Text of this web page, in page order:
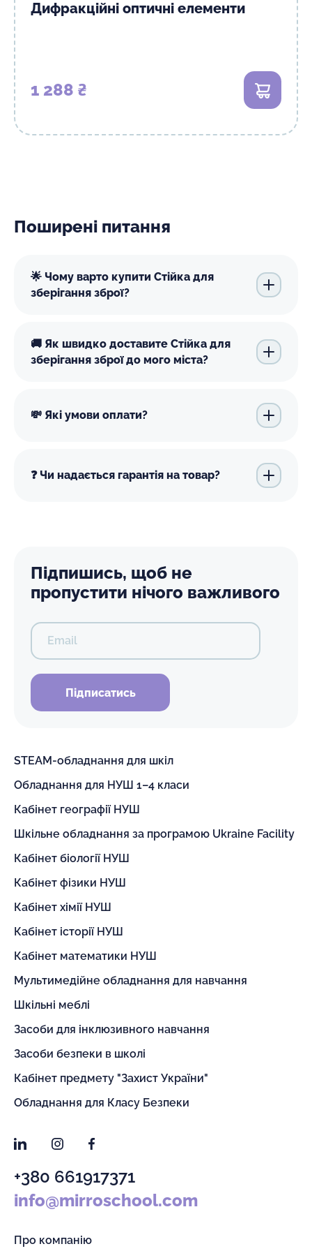
Дифракційні оптичні елементи
1 288 ₴ В кошик
Поширені питання
🌟 Чому варто купити Стійка для
зберігання зброї?
🚚 Як швидко доставите Стійка для
зберігання зброї до мого міста?
💸 Які умови оплати?
❓ Чи надається гарантія на товар?
Підпишись, щоб не
пропустити нічого важливого
Email
Підписатись
STEAM-обладнання для шкіл
Обладнання для НУШ 1–4 класи
Кабінет географії НУШ
Шкільне обладнання за програмою Ukraine Facility
Кабінет біології НУШ
Кабінет фізики НУШ
Кабінет хімії НУШ
Кабінет історії НУШ
Кабінет математики НУШ
Мультимедійне обладнання для навчання
Шкільні меблі
Засоби для інклюзивного навчання
Засоби безпеки в школі
Кабінет предмету "Захист України"
Обладнання для Класу Безпеки
LinkedInInstagramFacebook
+380 661917371
info@mirroschool.com
Про компанію